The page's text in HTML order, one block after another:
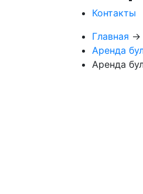
Контакты
Главная →
Аренда
Аренда